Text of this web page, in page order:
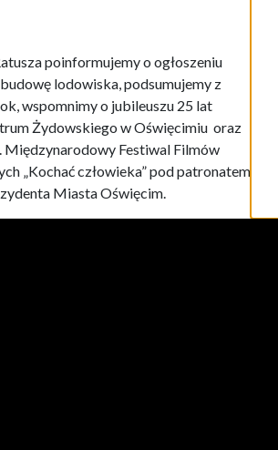
poinformujemy o ogłoszeniu
lodowiska, podsumujemy z
wspomnimy o jubileuszu 25 lat
Żydowskiego w Oświęcimiu oraz
Międzynarodowy Festiwal Filmów
„Kochać człowieka” pod patronatem
Miasta Oświęcim.